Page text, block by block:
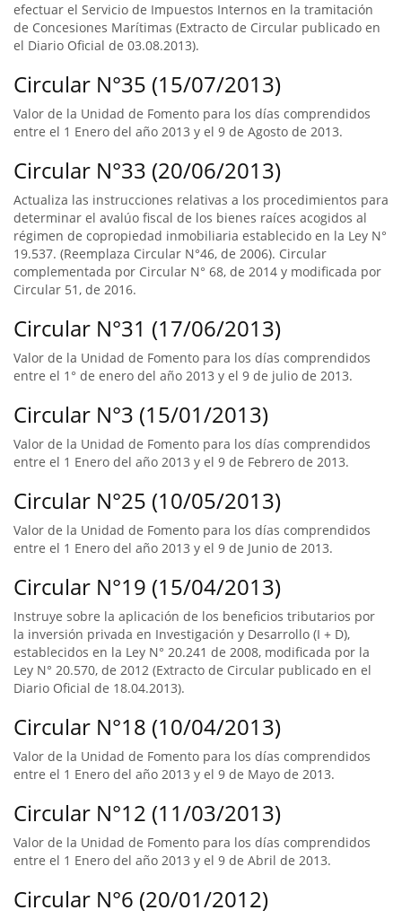
efectuar el Servicio de Impuestos Internos en la tramitación
de Concesiones Marítimas (Extracto de Circular publicado en
el Diario Oficial de 03.08.2013).
Circular N°35 (15/07/2013)
Valor de la Unidad de Fomento para los días comprendidos
entre el 1 Enero del año 2013 y el 9 de Agosto de 2013.
Circular N°33 (20/06/2013)
Actualiza las instrucciones relativas a los procedimientos para
determinar el avalúo fiscal de los bienes raíces acogidos al
régimen de copropiedad inmobiliaria establecido en la Ley N°
19.537. (Reemplaza Circular N°46, de 2006). Circular
complementada por Circular N° 68, de 2014 y modificada por
Circular 51, de 2016.
Circular N°31 (17/06/2013)
Valor de la Unidad de Fomento para los días comprendidos
entre el 1° de enero del año 2013 y el 9 de julio de 2013.
Circular N°3 (15/01/2013)
Valor de la Unidad de Fomento para los días comprendidos
entre el 1 Enero del año 2013 y el 9 de Febrero de 2013.
Circular N°25 (10/05/2013)
Valor de la Unidad de Fomento para los días comprendidos
entre el 1 Enero del año 2013 y el 9 de Junio de 2013.
Circular N°19 (15/04/2013)
Instruye sobre la aplicación de los beneficios tributarios por
la inversión privada en Investigación y Desarrollo (I + D),
establecidos en la Ley N° 20.241 de 2008, modificada por la
Ley N° 20.570, de 2012 (Extracto de Circular publicado en el
Diario Oficial de 18.04.2013).
Circular N°18 (10/04/2013)
Valor de la Unidad de Fomento para los días comprendidos
entre el 1 Enero del año 2013 y el 9 de Mayo de 2013.
Circular N°12 (11/03/2013)
Valor de la Unidad de Fomento para los días comprendidos
entre el 1 Enero del año 2013 y el 9 de Abril de 2013.
Circular N°6 (20/01/2012)